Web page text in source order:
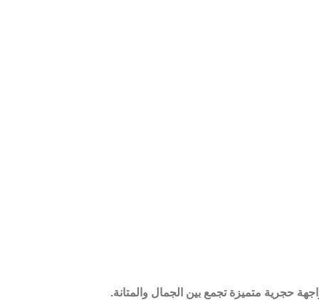
حجرية متميزة تجمع بين الجمال والمتانة.